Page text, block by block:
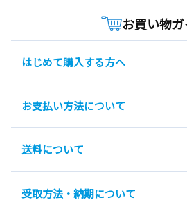
お買い物
はじめて購入する方へ
お支払い方法について
送料について
受取方法・納期について